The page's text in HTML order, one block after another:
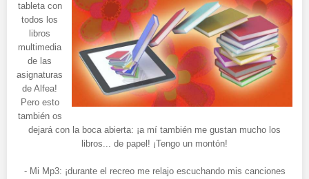
tableta con
todos los
libros
multimedia
de las
asignaturas
de Alfea!
Pero esto
también os
dejará con la boca abierta: ¡a mí también me gustan mucho los
libros... de papel! ¡Tengo un montón!
- Mi Mp3: ¡durante el recreo me relajo escuchando mis canciones